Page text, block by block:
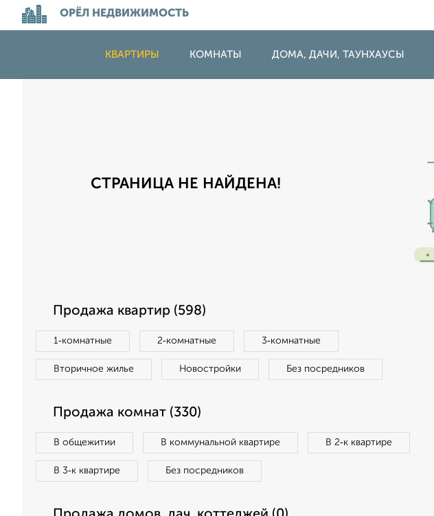
ОРЁЛ НЕДВИЖИМОСТЬ
КВАРТИРЫ КОМНАТЫ ДОМА, ДАЧИ, ТАУНХАУСЫ
СТРАНИЦА НЕ НАЙДЕНА!
Продажа квартир (598)
1‑комнатные 2‑комнатные 3‑комнатные
Вторичное жилье Новостройки Без посредников
Продажа комнат (330)
В общежитии В коммунальной квартире В 2‑к квартире
В 3‑к квартире Без посредников